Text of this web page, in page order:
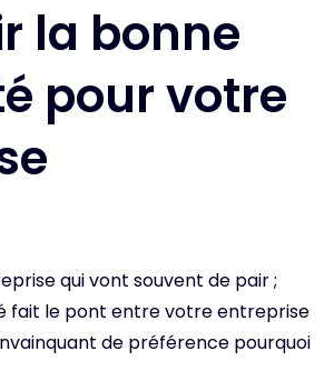
la bonne
pour votre
qui vont souvent de pair ;
fait le pont entre votre entreprise
de préférence pourquoi